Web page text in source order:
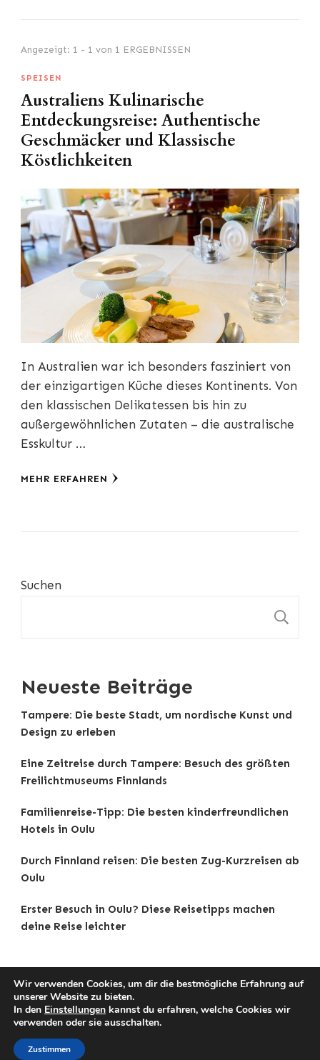
Angezeigt: 1 - 1 von 1 ERGEBNISSEN
SPEISEN
Australiens Kulinarische
Entdeckungsreise: Authentische
Geschmäcker und Klassische
Köstlichkeiten
In Australien war ich besonders fasziniert von
der einzigartigen Küche dieses Kontinents. Von
den klassischen Delikatessen bis hin zu
außergewöhnlichen Zutaten – die australische
Esskultur …
MEHR ERFAHREN
Suchen
Neueste Beiträge
Tampere: Die beste Stadt, um nordische Kunst und
Design zu erleben
Eine Zeitreise durch Tampere: Besuch des größten
Freilichtmuseums Finnlands
Familienreise-Tipp: Die besten kinderfreundlichen
Hotels in Oulu
Durch Finnland reisen: Die besten Zug-Kurzreisen ab
Oulu
Erster Besuch in Oulu? Diese Reisetipps machen
deine Reise leichter
Copyright © 2025 Reisetipps . |
Datenschutz|Traveldeck | Developed By
Themes
Wir verwenden Cookies, um dir die bestmögliche Erfahrung auf
unserer Website zu bieten.
In den Einstellungen kannst du erfahren, welche Cookies wir
verwenden oder sie ausschalten.
Zustimmen